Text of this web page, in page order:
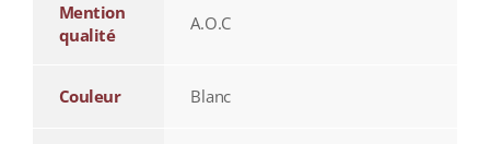
Mention
qualité
A.O.C
Couleur Blanc